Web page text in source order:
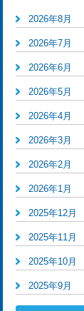
2026年8月
2026年7月
2026年6月
2026年5月
2026年4月
2026年3月
2026年2月
2026年1月
2025年12月
2025年11月
2025年10月
2025年9月